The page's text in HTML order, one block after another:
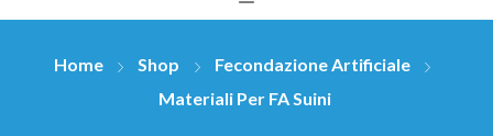
Home Shop
Fecondazione Artificiale
Materiali Per FA Suini